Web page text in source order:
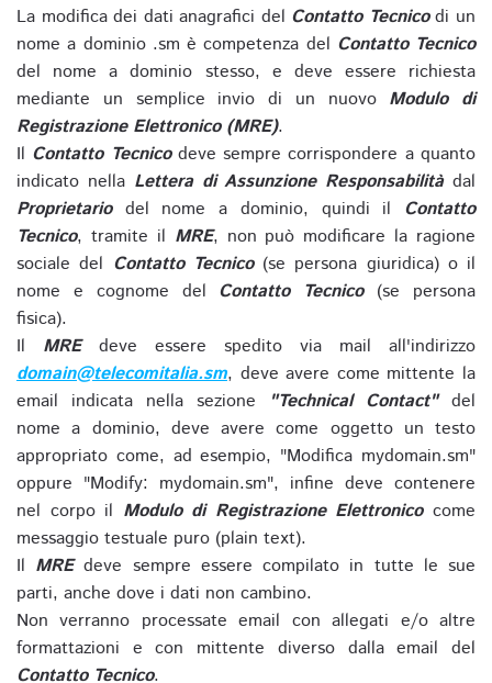
La modifica dei dati anagrafici del Contatto Tecnicodi un
nome a dominio .sm è competenza del Contatto Tecnico
del nome a dominio stesso, e deve essere richiesta
mediante un semplice invio di un nuovo Modulo di
Registrazione Elettronico (MRE).
Il Contatto Tecnicodeve sempre corrispondere a quanto
indicato nella Lettera di Assunzione Responsabilitàdal
Proprietariodel nome a dominio, quindi il Contatto
Tecnico, tramite il MRE, non può modificare la ragione
sociale del Contatto Tecnico(se persona giuridica) o il
nome e cognome del Contatto Tecnico(se persona
fisica).
Il MREdeve essere spedito via mail all'indirizzo
domain@telecomitalia.sm, deve avere come mittente la
email indicata nella sezione
"Technical Contact"del
nome a dominio, deve avere come oggetto un testo
appropriato come, ad esempio, "Modifica mydomain.sm"
oppure "Modify: mydomain.sm", infine deve contenere
nel corpo il Modulo di Registrazione Elettronicocome
messaggio testuale puro (plain text).
Il MREdeve sempre essere compilato in tutte le sue
parti, anche dove i dati non cambino.
Non verranno processate email con allegati e/o altre
formattazioni e con mittente diverso dalla email del
Contatto Tecnico.